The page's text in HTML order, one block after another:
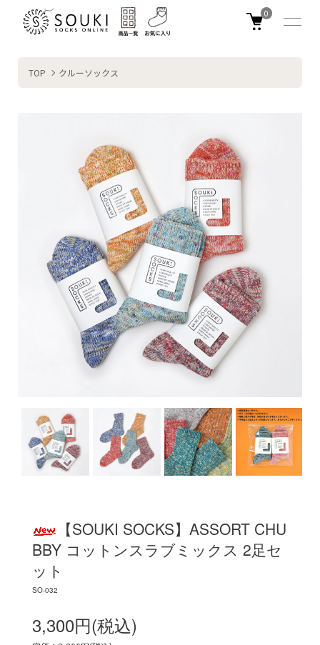
0
TOP クルーソックス
【SOUKI SOCKS】ASSORT CHU
BBY コットンスラブミックス 2足セ
ット
SO-032
3,300円(税込)